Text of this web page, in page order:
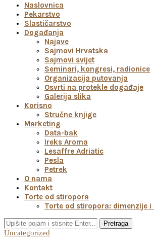
Naslovnica
Pekarstvo
Slastičarstvo
Događanja
Najave
Sajmovi Hrvatska
Sajmovi svijet
Seminari, kongresi, radionice
Organizacija putovanja
Osvrti na protekle događaje
Galerija slika
Korisno
Stručne knjige
Marketing
Data-bak
Ireks Aroma
Lesaffre Adriatic
Pesla
Petrek
O nama
Kontakt
Torte od stiropora
Torte od stiropora: dimenzije i
Pretraga
Uncategorized